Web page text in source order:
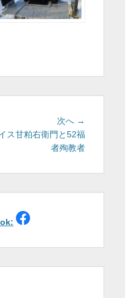
次へ →
の
投
ス甘粕右衛門と52福
者殉教者